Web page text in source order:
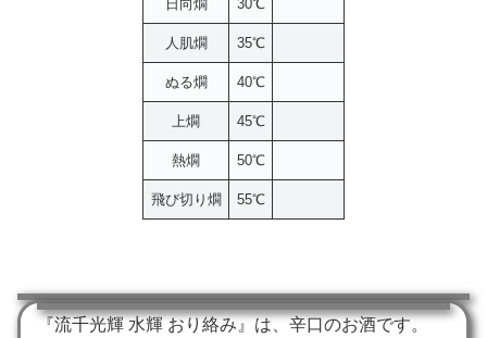
日向燗 30℃
人肌燗 35℃
ぬる燗 40℃
上燗 45℃
熱燗 50℃
飛び切り燗 55℃
『流千光輝 水輝 おり絡み』は、辛口のお酒です。